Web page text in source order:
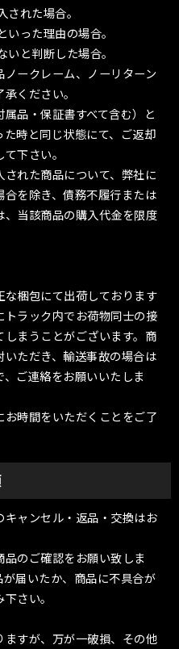
れた場合。
った理由の場合。
と判断した場合。
ークレーム、ノーリターン
ください。
品・保証書すべて含む）と
時と同じ状態にて、ご返却
下さい。
れた商品について、弊社に
を除き、債務不履行または
当該商品の購入代金を限度
梱包にて出荷しております
ラック内でお荷物同士の接
まうことがございます。商
ただき、輸送事故の場合は
ご連絡をお願いいたしま
時間をいただくことをご了
ャンセル・返品・交換はお
のご確認をお願い致しま
届いたか、商品に不具合が
さい。
すが、万が一破損、その他